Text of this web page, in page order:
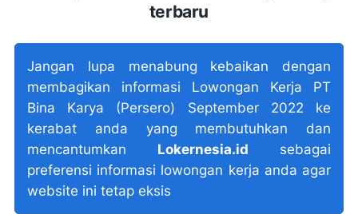
terbaru
Jangan lupa menabung kebaikan dengan
membagikan informasi Lowongan Kerja PT
Bina Karya (Persero) September 2022 ke
kerabat anda yang membutuhkan dan
mencantumkan Lokernesia.id sebagai
preferensi informasi lowongan kerja anda agar
website ini tetap eksis